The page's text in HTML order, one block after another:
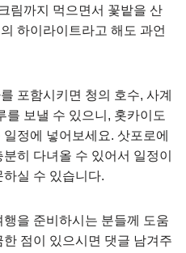
림까지 먹으면서 꽃밭을 산
하이라이트라고 해도 과언
포함시키면 청의 호수, 사계
를 보낼 수 있으니, 홋카이도
정에 넣어보세요. 삿포로에
히 다녀올 수 있어서 일정이
실 수 있습니다.
을 준비하시는 분들께 도움
점이 있으시면 댓글 남겨주